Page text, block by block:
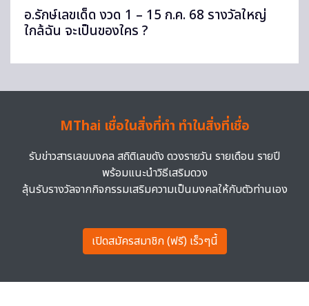
อ.รักษ์เลขเด็ด งวด 1 – 15 ก.ค. 68 รางวัลใหญ่
ใกล้ฉัน จะเป็นของใคร ?
MThai เชื่อในสิ่งที่ทำ ทำในสิ่งที่เชื่อ
รับข่าวสารเลขมงคล สถิติเลขดัง ดวงรายวัน รายเดือน รายปี
พร้อมแนะนำวิธีเสริมดวง
ลุ้นรับรางวัลจากกิจกรรมเสริมความเป็นมงคลให้กับตัวท่านเอง
เปิดสมัครสมาชิก (ฟรี) เร็วๆนี้